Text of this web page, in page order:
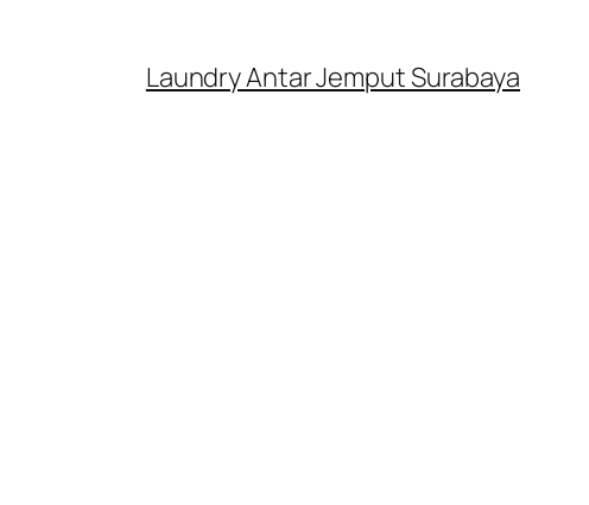
Laundry Antar Jemput Surabaya